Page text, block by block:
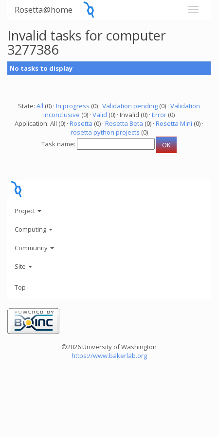
Rosetta@home
Invalid tasks for computer
3277386
No tasks to display
State: All (0) · In progress (0) · Validation pending (0) · Validation
inconclusive (0) · Valid (0) · Invalid (0) · Error (0)
Application: All (0) · Rosetta (0) · Rosetta Beta (0) · Rosetta Mini (0) ·
rosetta python projects (0)
Task name:
Project
Computing
Community
Site
Top
©2026 University of Washington
https://www.bakerlab.org